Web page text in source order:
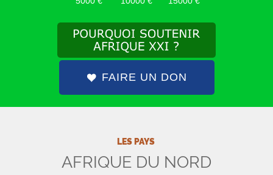
FAIRE UN DON
LES PAYS
AFRIQUE DU NORD